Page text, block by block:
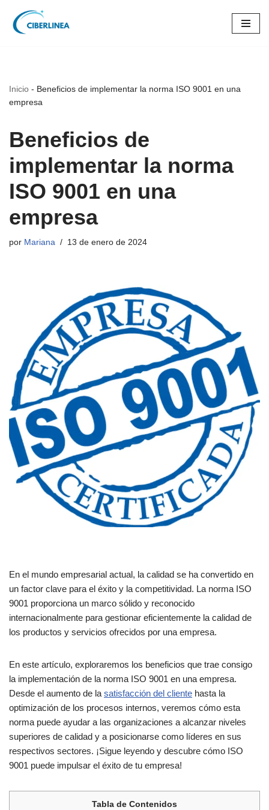
Saltar
Inicio - Beneficios de implementar la norma ISO 9001 en una
empresa
Beneficios de
implementar la norma
ISO 9001 en una
empresa
por Mariana 13 de enero de 2024
En el mundo empresarial actual, la calidad se ha convertido en
un factor clave para el éxito y la competitividad. La norma ISO
9001 proporciona un marco sólido y reconocido
internacionalmente para gestionar eficientemente la calidad de
los productos y servicios ofrecidos por una empresa.
En este artículo, exploraremos los beneficios que trae consigo
la implementación de la norma ISO 9001 en una empresa.
Desde el aumento de la satisfacción del cliente hasta la
optimización de los procesos internos, veremos cómo esta
norma puede ayudar a las organizaciones a alcanzar niveles
superiores de calidad y a posicionarse como líderes en sus
respectivos sectores. ¡Sigue leyendo y descubre cómo ISO
9001 puede impulsar el éxito de tu empresa!
Tabla de Contenidos